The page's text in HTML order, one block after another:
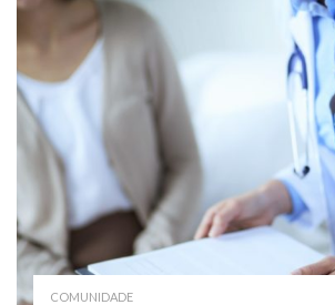
COMUNIDADE